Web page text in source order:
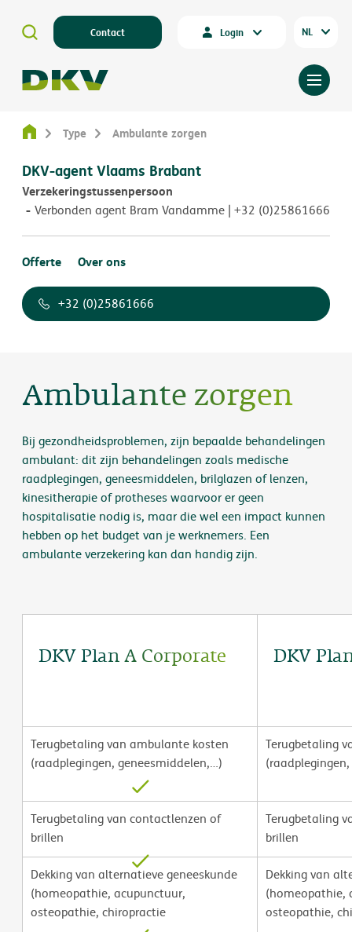
Contact Login NL
DKV-agent Vlaams Brabant
Verzekeringstussenpersoon
Verbonden agent Bram Vandamme | +32 (0)25861666
Offerte Over ons
+32 (0)25861666
Ambulante zorgen
Bij gezondheidsproblemen, zijn bepaalde behandelingen
ambulant: dit zijn behandelingen zoals medische
raadplegingen, geneesmiddelen, brilglazen of lenzen,
kinesitherapie of protheses waarvoor er geen
hospitalisatie nodig is, maar die wel een impact kunnen
hebben op het budget van je werknemers. Een
ambulante verzekering kan dan handig zijn.
Type Ambulante zorgen
DKV Plan A Corporate
Terugbetaling van ambulante kosten
(raadplegingen, geneesmiddelen,…)
Terugbetaling van contactlenzen of
brillen
Dekking van alternatieve geneeskunde
(homeopathie, acupunctuur,
osteopathie, chiropractie
DKV
Terugbetaling
Terugbetaling
brillen
Dekking van
(homeopathie,
osteopathie,